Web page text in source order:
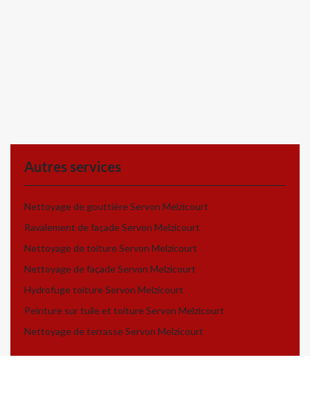
Autres services
Nettoyage de gouttière Servon Melzicourt
Ravalement de façade Servon Melzicourt
Nettoyage de toiture Servon Melzicourt
Nettoyage de façade Servon Melzicourt
Hydrofuge toiture Servon Melzicourt
Peinture sur tuile et toiture Servon Melzicourt
Nettoyage de terrasse Servon Melzicourt